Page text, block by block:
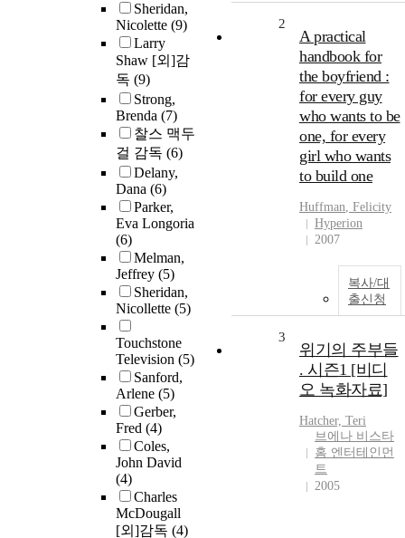
Sheridan,
Nicolette (9)
Larry
Shaw [외]감
독 (9)
Strong,
Brenda (7)
찰스 맥두
걸 감독 (6)
Delany,
Dana (6)
Parker,
Eva Longoria
(6)
Melman,
Jeffrey (5)
Sheridan,
Nicollette (5)
Touchstone
Television (5)
Sanford,
Arlene (5)
Gerber,
Fred (4)
Coles,
John David
(4)
Charles
McDougall
[외]감독 (4)
2
A practical
handbook for
the boyfriend :
for every guy
who wants to be
one, for every
girl who wants
to build one
Huffman, Felicity
Hyperion
2007
복사/대
출신청
3
위기의 주부들
. 시즌1 [비디
오 녹화자료]
Hatcher, Teri
브에나 비스타
홈 엔터테인먼
트
2005